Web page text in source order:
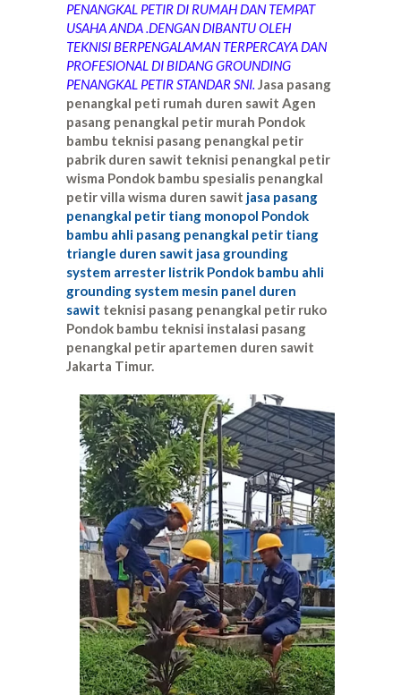
PENANGKAL PETIR DI RUMAH DAN TEMPAT
USAHA ANDA .DENGAN DIBANTU OLEH
TEKNISI BERPENGALAMAN TERPERCAYA DAN
PROFESIONAL DI BIDANG GROUNDING
PENANGKAL PETIR STANDAR SNI. Jasa pasang
penangkal peti rumah duren sawit Agen
pasang penangkal petir murah Pondok
bambu teknisi pasang penangkal petir
pabrik duren sawit teknisi penangkal petir
wisma Pondok bambu spesialis penangkal
petir villa wisma duren sawit jasa pasang
penangkal petir tiang monopol Pondok
bambu ahli pasang penangkal petir tiang
triangle duren sawit jasa grounding
system arrester listrik Pondok bambu ahli
grounding system mesin panel duren
sawit teknisi pasang penangkal petir ruko
Pondok bambu teknisi instalasi pasang
penangkal petir apartemen duren sawit
Jakarta Timur.